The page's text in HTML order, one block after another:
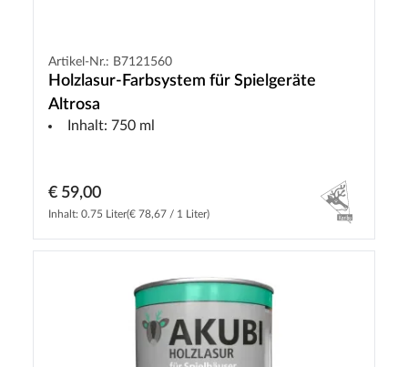
Artikel-Nr.: B7121560
Holzlasur-Farbsystem für Spielgeräte
Altrosa
Inhalt: 750 ml
€ 59,00
Inhalt: 0.75 Liter(€ 78,67 / 1 Liter)